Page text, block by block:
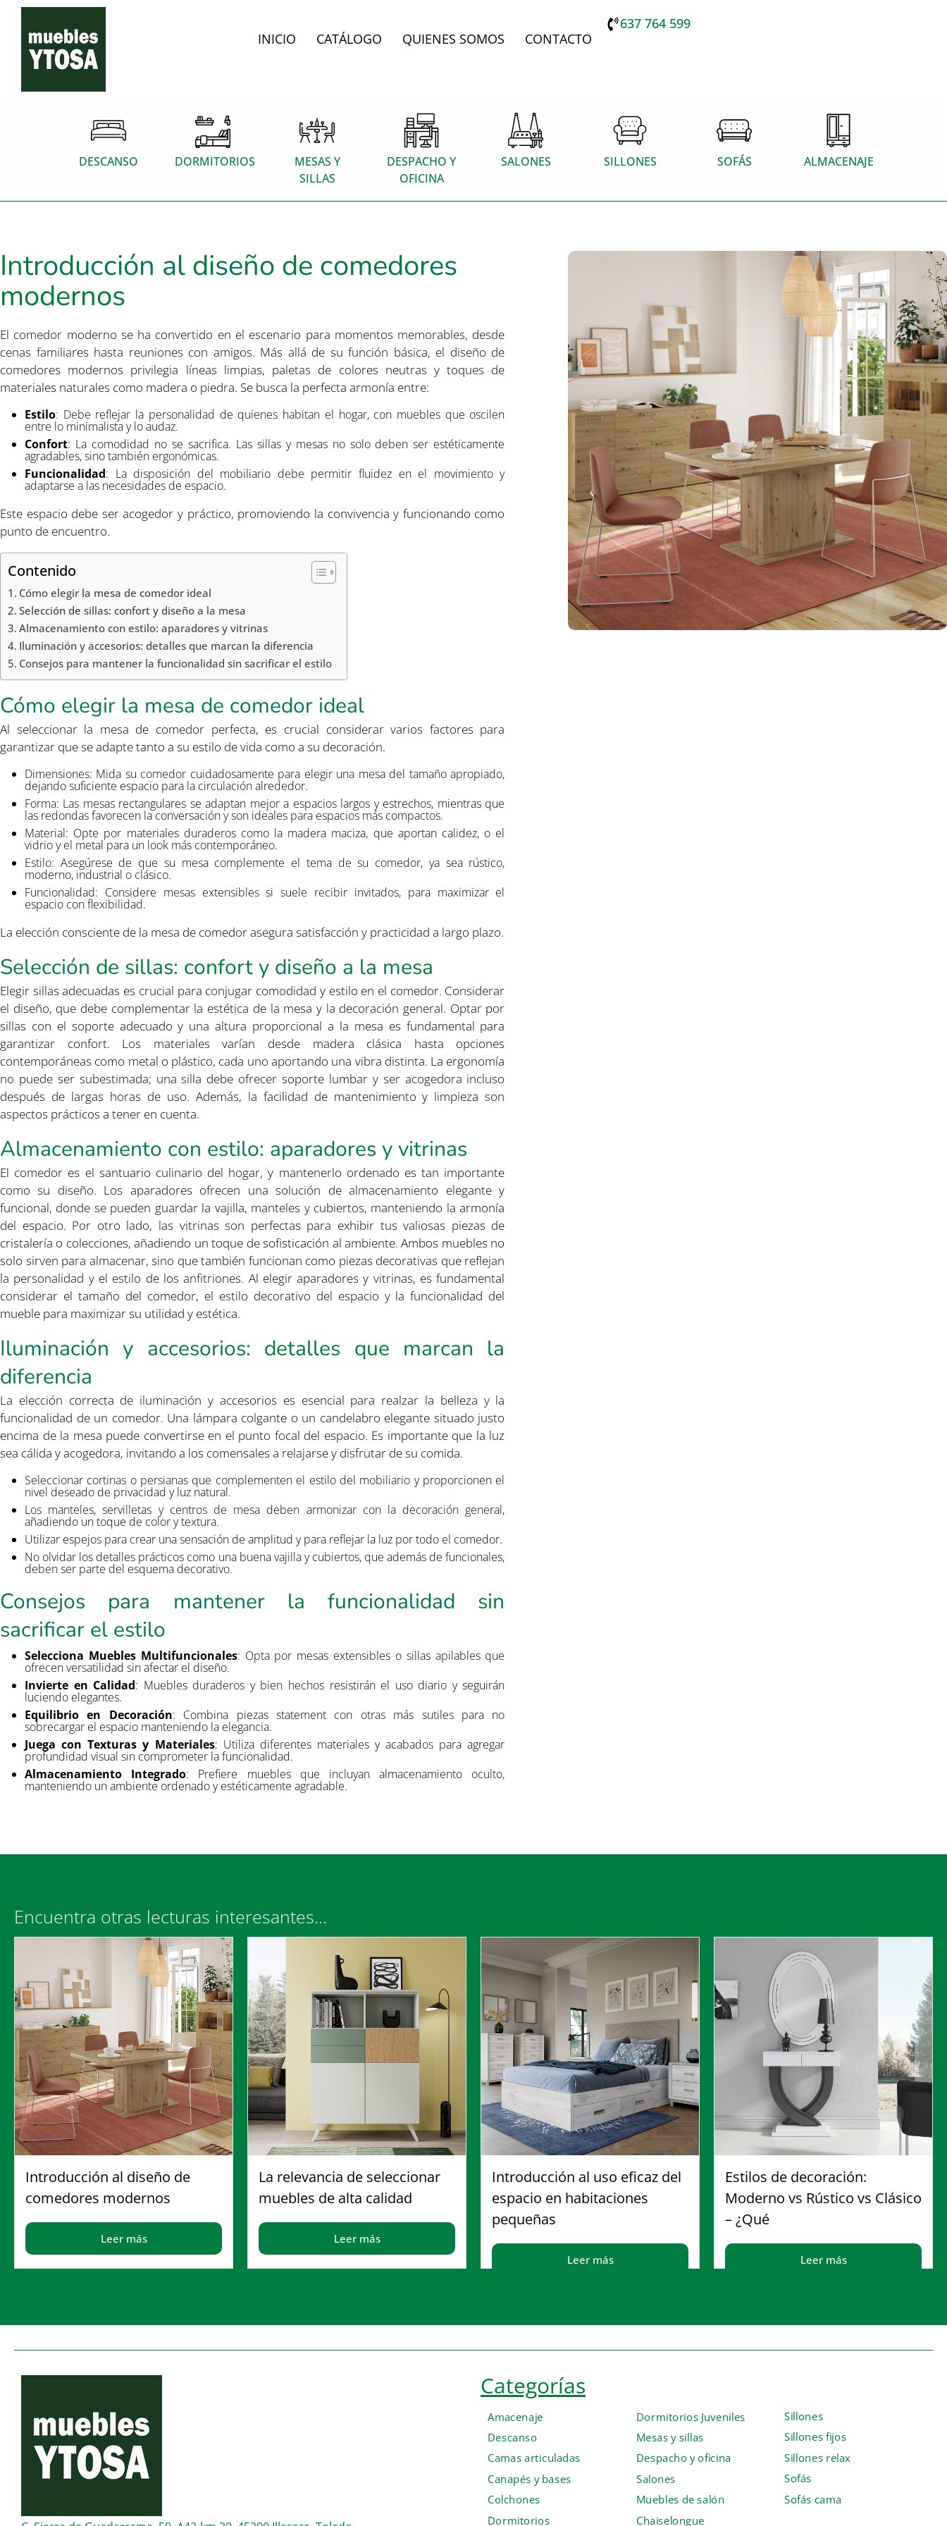
INICIO CATÁLOGO QUIENES SOMOS CONTACTO
637 764 599
DESCANSO DORMITORIOS
MESAS Y
SILLAS
DESPACHO Y
OFICINA
SALONES SILLONES SOFÁS ALMACENAJE
Introducción al diseño de comedores
modernos
El comedor moderno se ha convertido en el escenario para momentos memorables, desde
cenas familiares hasta reuniones con amigos. Más allá de su función básica, el diseño de
comedores modernos privilegia líneas limpias, paletas de colores neutras y toques de
materiales naturales como madera o piedra. Se busca la perfecta armonía entre:
Estilo: Debe reflejar la personalidad de quienes habitan el hogar, con muebles que oscilen
entre lo minimalista y lo audaz.
Confort: La comodidad no se sacrifica. Las sillas y mesas no solo deben ser estéticamente
agradables, sino también ergonómicas.
Funcionalidad: La disposición del mobiliario debe permitir fluidez en el movimiento y
adaptarse a las necesidades de espacio.
Este espacio debe ser acogedor y práctico, promoviendo la convivencia y funcionando como
punto de encuentro.
Contenido
Cómo elegir la mesa de comedor ideal
Selección de sillas: confort y diseño a la mesa
Almacenamiento con estilo: aparadores y vitrinas
Iluminación y accesorios: detalles que marcan la diferencia
Consejos para mantener la funcionalidad sin sacrificar el estilo
Cómo elegir la mesa de comedor ideal
Al seleccionar la mesa de comedor perfecta, es crucial considerar varios factores para
garantizar que se adapte tanto a su estilo de vida como a su decoración.
Dimensiones: Mida su comedor cuidadosamente para elegir una mesa del tamaño apropiado,
dejando suficiente espacio para la circulación alrededor.
Forma: Las mesas rectangulares se adaptan mejor a espacios largos y estrechos, mientras que
las redondas favorecen la conversación y son ideales para espacios más compactos.
Material: Opte por materiales duraderos como la madera maciza, que aportan calidez, o el
vidrio y el metal para un look más contemporáneo.
Estilo: Asegúrese de que su mesa complemente el tema de su comedor, ya sea rústico,
moderno, industrial o clásico.
Funcionalidad: Considere mesas extensibles si suele recibir invitados, para maximizar el
espacio con flexibilidad.
La elección consciente de la mesa de comedor asegura satisfacción y practicidad a largo plazo.
Selección de sillas: confort y diseño a la mesa
Elegir sillas adecuadas es crucial para conjugar comodidad y estilo en el comedor. Considerar
el diseño, que debe complementar la estética de la mesa y la decoración general. Optar por
sillas con el soporte adecuado y una altura proporcional a la mesa es fundamental para
garantizar confort. Los materiales varían desde madera clásica hasta opciones
contemporáneas como metal o plástico, cada uno aportando una vibra distinta. La ergonomía
no puede ser subestimada; una silla debe ofrecer soporte lumbar y ser acogedora incluso
después de largas horas de uso. Además, la facilidad de mantenimiento y limpieza son
aspectos prácticos a tener en cuenta.
Almacenamiento con estilo: aparadores y vitrinas
El comedor es el santuario culinario del hogar, y mantenerlo ordenado es tan importante
como su diseño. Los aparadores ofrecen una solución de almacenamiento elegante y
funcional, donde se pueden guardar la vajilla, manteles y cubiertos, manteniendo la armonía
del espacio. Por otro lado, las vitrinas son perfectas para exhibir tus valiosas piezas de
cristalería o colecciones, añadiendo un toque de sofisticación al ambiente. Ambos muebles no
solo sirven para almacenar, sino que también funcionan como piezas decorativas que reflejan
la personalidad y el estilo de los anfitriones. Al elegir aparadores y vitrinas, es fundamental
considerar el tamaño del comedor, el estilo decorativo del espacio y la funcionalidad del
mueble para maximizar su utilidad y estética.
Iluminación y accesorios: detalles que marcan la
diferencia
La elección correcta de iluminación y accesorios es esencial para realzar la belleza y la
funcionalidad de un comedor. Una lámpara colgante o un candelabro elegante situado justo
encima de la mesa puede convertirse en el punto focal del espacio. Es importante que la luz
sea cálida y acogedora, invitando a los comensales a relajarse y disfrutar de su comida.
Seleccionar cortinas o persianas que complementen el estilo del mobiliario y proporcionen el
nivel deseado de privacidad y luz natural.
Los manteles, servilletas y centros de mesa deben armonizar con la decoración general,
añadiendo un toque de color y textura.
Utilizar espejos para crear una sensación de amplitud y para reflejar la luz por todo el comedor.
No olvidar los detalles prácticos como una buena vajilla y cubiertos, que además de funcionales,
deben ser parte del esquema decorativo.
Consejos para mantener la funcionalidad sin
sacrificar el estilo
Selecciona Muebles Multifuncionales: Opta por mesas extensibles o sillas apilables que
ofrecen versatilidad sin afectar el diseño.
Invierte en Calidad: Muebles duraderos y bien hechos resistirán el uso diario y seguirán
luciendo elegantes.
Equilibrio en Decoración: Combina piezas statement con otras más sutiles para no
sobrecargar el espacio manteniendo la elegancia.
Juega con Texturas y Materiales: Utiliza diferentes materiales y acabados para agregar
profundidad visual sin comprometer la funcionalidad.
Almacenamiento Integrado: Prefiere muebles que incluyan almacenamiento oculto,
manteniendo un ambiente ordenado y estéticamente agradable.
Encuentra otras lecturas interesantes…
Introducción al diseño de
comedores modernos
Leer más
La relevancia de seleccionar
muebles de alta calidad
Leer más
Introducción al uso eficaz del
espacio en habitaciones
pequeñas
Leer más
Estilos de decoración:
Moderno vs Rústico vs Clásico
– ¿Qué
Leer más
Categorías
Amacenaje
Descanso
Camas articuladas
Canapés y bases
Colchones
Dormitorios
Dormitorios Juveniles
Mesas y sillas
Despacho y oficina
Salones
Muebles de salón
Chaiselongue
Sillones
Sillones fijos
Sillones relax
Sofás
Sofás cama